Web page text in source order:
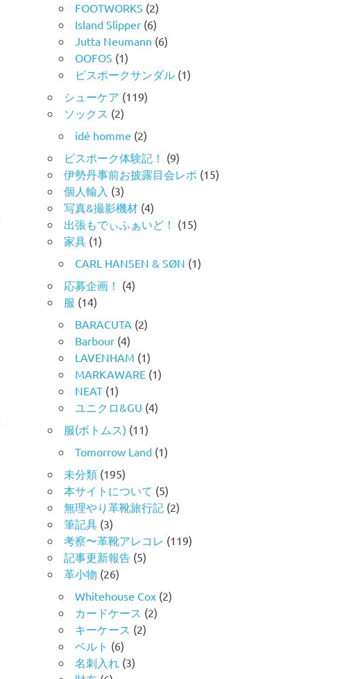
FOOTWORKS (2)
Island Slipper (6)
Jutta Neumann (6)
OOFOS (1)
ビスポークサンダル (1)
シューケア (119)
ソックス (2)
idé homme (2)
ビスポーク体験記！ (9)
伊勢丹事前お披露目会レポ (15)
個人輸入 (3)
写真&撮影機材 (4)
出張もでぃふぁいど！ (15)
家具 (1)
CARL HANSEN & SØN (1)
応募企画！ (4)
服 (14)
BARACUTA (2)
Barbour (4)
LAVENHAM (1)
MARKAWARE (1)
NEAT (1)
ユニクロ&GU (4)
服(ボトムス) (11)
Tomorrow Land (1)
未分類 (195)
本サイトについて (5)
無理やり革靴旅行記 (2)
筆記具 (3)
考察〜革靴アレコレ (119)
記事更新報告 (5)
革小物 (26)
Whitehouse Cox (2)
カードケース (2)
キーケース (2)
ベルト (6)
名刺入れ (3)